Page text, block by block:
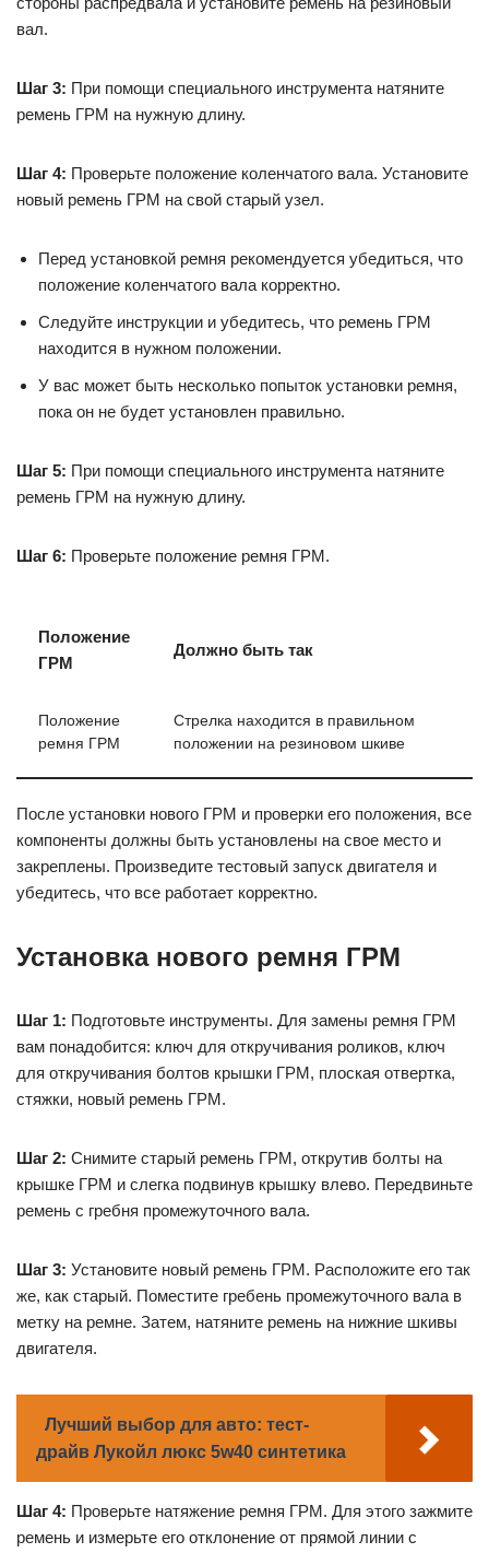
вал.
Шаг 3: При помощи специального инструмента натяните
ремень ГРМ на нужную длину.
Шаг 4: Проверьте положение коленчатого вала. Установите
новый ремень ГРМ на свой старый узел.
Перед установкой ремня рекомендуется убедиться, что
положение коленчатого вала корректно.
Следуйте инструкции и убедитесь, что ремень ГРМ
находится в нужном положении.
У вас может быть несколько попыток установки ремня,
пока он не будет установлен правильно.
Шаг 5: При помощи специального инструмента натяните
ремень ГРМ на нужную длину.
Шаг 6: Проверьте положение ремня ГРМ.
Положение
ГРМ
Должно быть так
Положение
ремня ГРМ
Стрелка находится в правильном
положении на резиновом шкиве
После установки нового ГРМ и проверки его положения, все
компоненты должны быть установлены на свое место и
закреплены. Произведите тестовый запуск двигателя и
убедитесь, что все работает корректно.
Установка нового ремня ГРМ
Шаг 1: Подготовьте инструменты. Для замены ремня ГРМ
вам понадобится: ключ для откручивания роликов, ключ
для откручивания болтов крышки ГРМ, плоская отвертка,
стяжки, новый ремень ГРМ.
Шаг 2: Снимите старый ремень ГРМ, открутив болты на
крышке ГРМ и слегка подвинув крышку влево. Передвиньте
ремень с гребня промежуточного вала.
Шаг 3: Установите новый ремень ГРМ. Расположите его так
же, как старый. Поместите гребень промежуточного вала в
метку на ремне. Затем, натяните ремень на нижние шкивы
двигателя.
Лучший выбор для авто: тест-
драйв Лукойл люкс 5w40 синтетика
Шаг 4: Проверьте натяжение ремня ГРМ. Для этого зажмите
ремень и измерьте его отклонение от прямой линии с